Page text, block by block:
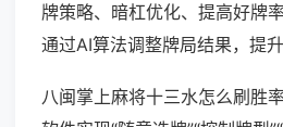
牌策略、暗杠优化、提高好牌
通过AI算法调整牌局结果，提升
八闽掌上麻将十三水怎么刷胜